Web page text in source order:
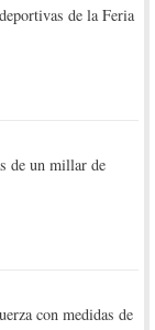
de la Feria
de un millar de
con medidas de